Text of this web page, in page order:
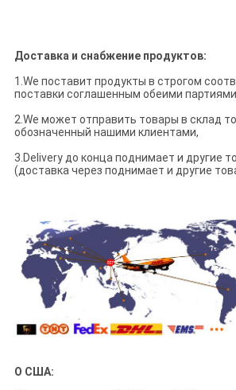
Доставка и снабжение продуктов:
1.We поставит продукты в строгом
поставки соглашенным обеими
2.We может отправить товары в склад
обозначенный нашими клиентами,
3.Delivery до конца поднимает и другие
(доставка через поднимает и другие
О США: